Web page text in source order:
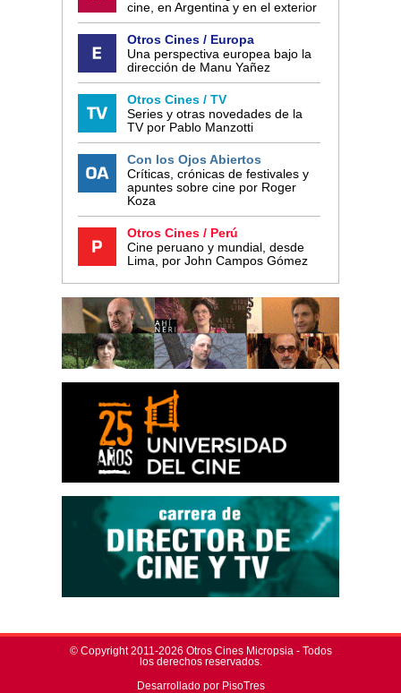
cine, en Argentina y en el exterior
Otros Cines / Europa
Una perspectiva europea bajo la
dirección de Manu Yañez
Otros Cines / TV
Series y otras novedades de la
TV por Pablo Manzotti
Con los Ojos Abiertos
Críticas, crónicas de festivales y
apuntes sobre cine por Roger
Koza
Otros Cines / Perú
Cine peruano y mundial, desde
Lima, por John Campos Gómez
© Copyright 2011-2026 Otros Cines Micropsia - Todos
los derechos reservados.
Desarrollado por PisoTres